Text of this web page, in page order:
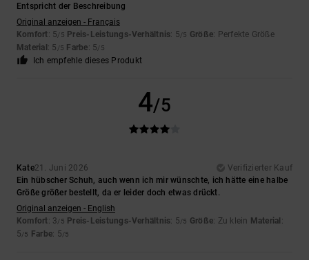
Entspricht der Beschreibung
Original anzeigen - Français
Komfort: 5/5 Preis-Leistungs-Verhältnis: 5/5 Größe: Perfekte Größe
Material : 5 /5 Farbe: 5/5
Ich empfehle dieses Produkt
4/5
Kate21. Juni 2026
Verifizierter Kauf
Ein hübscher Schuh, auch wenn ich mir wünschte, ich hätte eine halbe
Größe größer bestellt, da er leider doch etwas drückt.
Original anzeigen - English
Komfort: 3/5 Preis-Leistungs-Verhältnis: 5/5 Größe: Zu klein Material :
5/5 Farbe: 5/5